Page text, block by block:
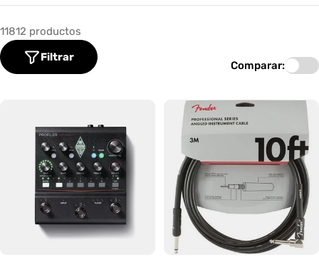
11812 productos
Filtrar
Comparar: